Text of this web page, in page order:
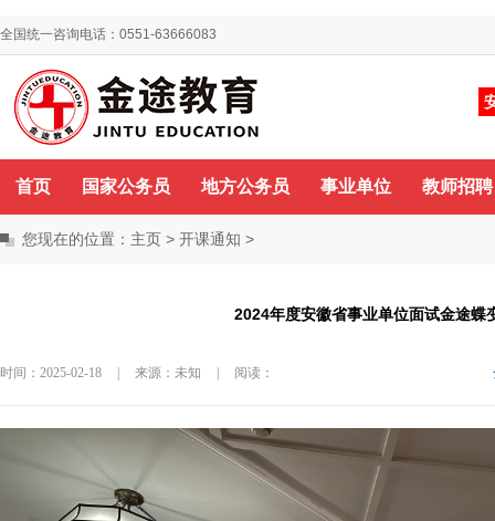
全国统一咨询电话：0551-63666083
你好，欢迎来到金途教育！
首页 国家公务员 地方公务员 事业单位 教师招聘
您现在的位置： 主页 > 开课通知 >
2024年度安徽省事业单位面试金途蝶
时间：2025-02-18 来源：未知 阅读：